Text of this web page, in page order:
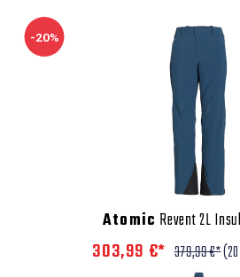
-20%
Atomic Revent 2L
303,99 €* 379,99 €*